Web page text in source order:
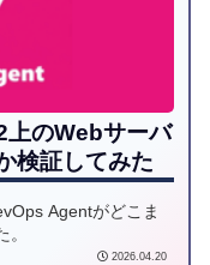
のWebサーバ
検証してみた
Agentがどこま
2026.04.20